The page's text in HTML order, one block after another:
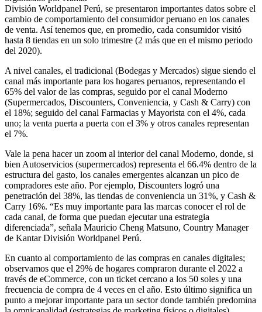
División Worldpanel Perú, se presentaron importantes datos sobre el
cambio de comportamiento del consumidor peruano en los canales
de venta. Así tenemos que, en promedio, cada consumidor visitó
hasta 8 tiendas en un solo trimestre (2 más que en el mismo periodo
del 2020).
A nivel canales, el tradicional (Bodegas y Mercados) sigue siendo el
canal más importante para los hogares peruanos, representando el
65% del valor de las compras, seguido por el canal Moderno
(Supermercados, Discounters, Conveniencia, y Cash & Carry) con
el 18%; seguido del canal Farmacias y Mayorista con el 4%, cada
uno; la venta puerta a puerta con el 3% y otros canales representan
el 7%.
Vale la pena hacer un zoom al interior del canal Moderno, donde, si
bien Autoservicios (supermercados) representa el 66.4% dentro de la
estructura del gasto, los canales emergentes alcanzan un pico de
compradores este año. Por ejemplo, Discounters logró una
penetración del 38%, las tiendas de conveniencia un 31%, y Cash &
Carry 16%. “Es muy importante para las marcas conocer el rol de
cada canal, de forma que puedan ejecutar una estrategia
diferenciada”, señala Mauricio Cheng Matsuno, Country Manager
de Kantar División Worldpanel Perú.
En cuanto al comportamiento de las compras en canales digitales;
observamos que el 29% de hogares compraron durante el 2022 a
través de eCommerce, con un ticket cercano a los 50 soles y una
frecuencia de compra de 4 veces en el año. Esto último significa un
punto a mejorar importante para un sector donde también predomina